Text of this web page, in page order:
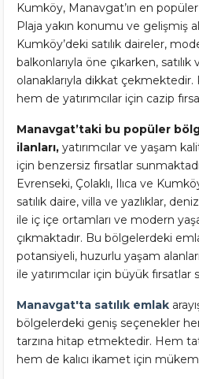
Kumköy, Manavgat’ın en
Plaja yakın konumu ve gelişmiş
Kumköy’deki satılık daireler,
balkonlarıyla öne çıkarken,
olanaklarıyla dikkat
hem de yatırımcılar için cazip
Manavgat’taki bu popüler
ilanları, yatırımcılar ve yaşam
için benzersiz fırsatlar
Evrenseki, Çolaklı, Ilıca ve
satılık daire, villa ve yazlıklar,
ile iç içe ortamları ve modern
çıkmaktadır. Bu bölgelerdeki
potansiyeli, huzurlu yaşam
ile yatırımcılar için büyük fırsatlar
Manavgat'ta satılık emlak
bölgelerdeki geniş seçenekler
tarzına hitap etmektedir. Hem
hem de kalıcı ikamet için